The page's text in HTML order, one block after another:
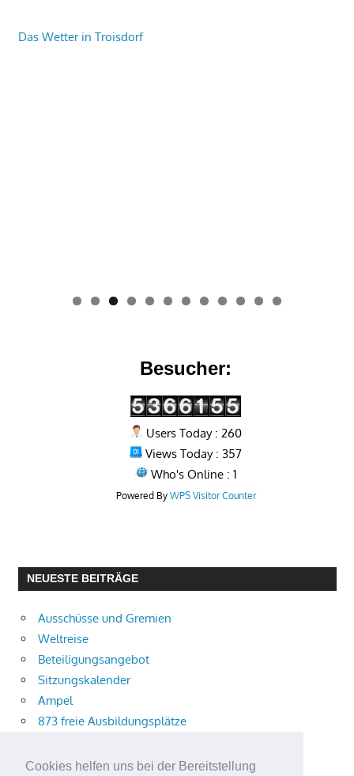
Cookies helfen uns bei der Bereitstellung
Das Wetter in Troisdorf
0 1 2
Besucher:
Users Today : 260
Views Today : 357
Who's Online : 1
Powered By WPS Visitor Counter
NEUESTE BEITRÄGE
Ausschüsse und Gremien
Weltreise
Beteiligungsangebot
Sitzungskalender
Ampel
873 freie Ausbildungsplätze
Aktuelle Verkehrsmeldungen